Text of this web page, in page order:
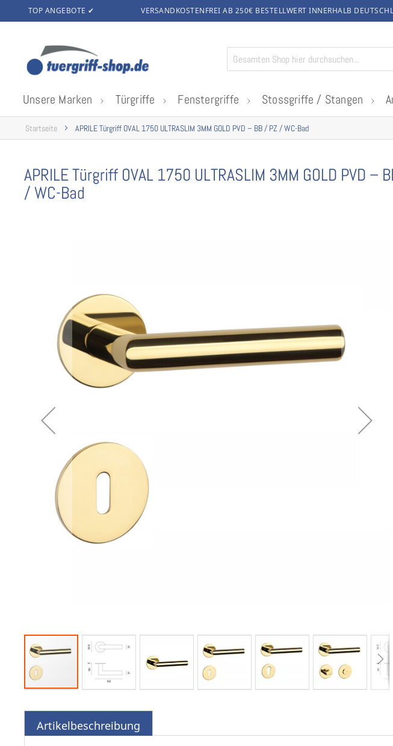
TOP ANGEBOTE ✔ VERSANDKOSTENFREI AB 250€ BESTELLWERT INNERHALB
Inhalt
springen
Unsere Marken Türgriffe Fenstergriffe Stossgriffe / Stangen
Startseite APRILE Türgriff OVAL 1750 ULTRASLIM 3MM GOLD PVD – BB / PZ / WC-Bad
APRILE Türgriff OVAL 1750 ULTRASLIM 3MM GOLD PVD –
/ WC-Bad
Anfang
Bildgalerie
Artikelbeschreibung